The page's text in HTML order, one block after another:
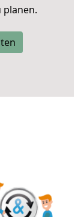
planen.